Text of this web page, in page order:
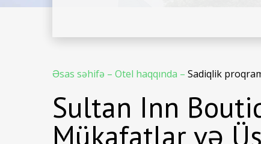
Əsas səhifə – Otel haqqında – Sadiqlik
Sultan Inn
Mükafatlar və